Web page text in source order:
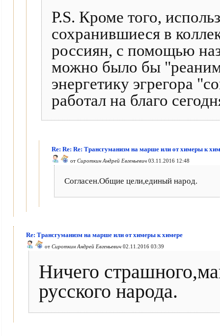
P.S. Кроме того,
сохранившиеся в
россиян, с помощью
можно было бы
энергетику эгрегора
работал на благо
Re: Re: Re: Трансгуманизм на марше или от химеры к
от Сироткин Андрей Евгеньевич 03.11.2016 12:48
Согласен.Общие цели,единый народ.
Re: Трансгуманизм на марше или от химеры к химере
от Сироткин Андрей Евгеньевич 02.11.2016 03:39
Ничего
русского народа.